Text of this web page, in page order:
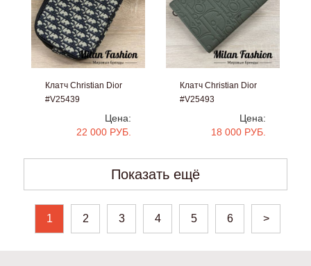
Клатч Christian Dior
#V25439
Цена:
22 000 РУБ.
Клатч Christian Dior
#V25493
Цена:
18 000 РУБ.
Показать ещё
1 2 3 4 5 6 >